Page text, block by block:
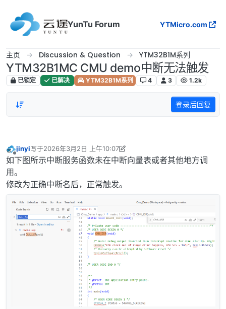
YunTu Forum
YTMicro.com
主页 Discussion & Question YTM32B1M系列
YTM32B1MC CMU demo中断无法触发
已锁定 已解决 YTM32B1M系列 4 3 1.2k
登录后回复
离线
jinyi写于2026年3月2日 上午10:07
最后由 jinyi 编辑2026年3月2日 下午6:31
如下图所示中断服务函数未在中断向量表或者其他地方调
用。
修改为正确中断名后，正常触发。